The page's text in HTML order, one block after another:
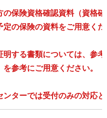
の保険資格確認資料（資格
定の保険の資料をご用意く
明する書類については、参
参考にご用意ください。
ターでは受付のみの対応